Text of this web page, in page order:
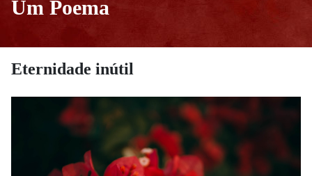
Um Poema
Eternidade inútil